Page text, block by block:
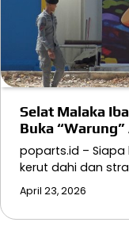
Selat Malaka
Buka
poparts.id –
kerut dahi dan
April 23, 2026